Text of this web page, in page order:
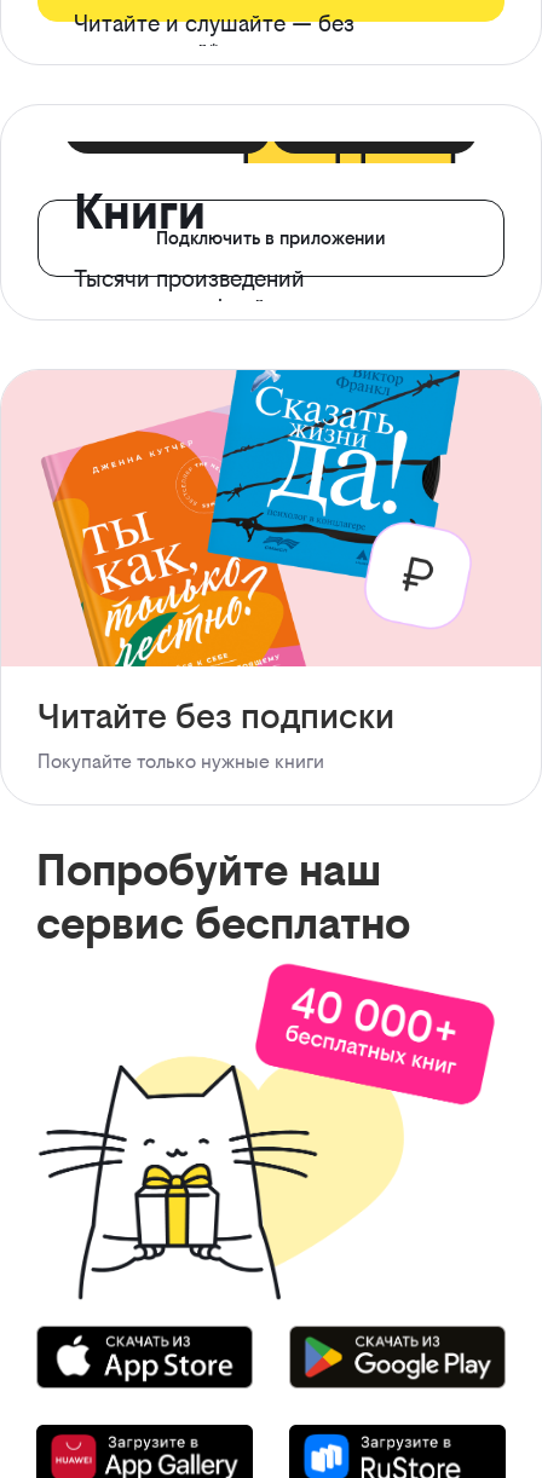
Читайте и слушайте — без
ограничений*
Книги
Тысячи произведений
с доступом офлайн
Подключить в приложении
Читайте без подписки
Покупайте только нужные книги
Попробуйте наш
сервис бесплатно